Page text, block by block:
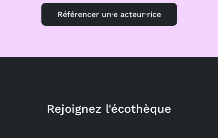
Référencer un·e acteur·rice
Rejoignez l'écothèque